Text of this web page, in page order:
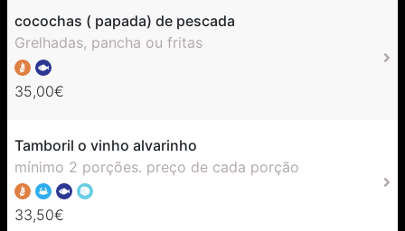
cocochas ( papada) de pescada
Grelhadas, pancha ou fritas
35,00€
Tamboril o vinho alvarinho
mínimo 2 porções. preço de cada porção
33,50€